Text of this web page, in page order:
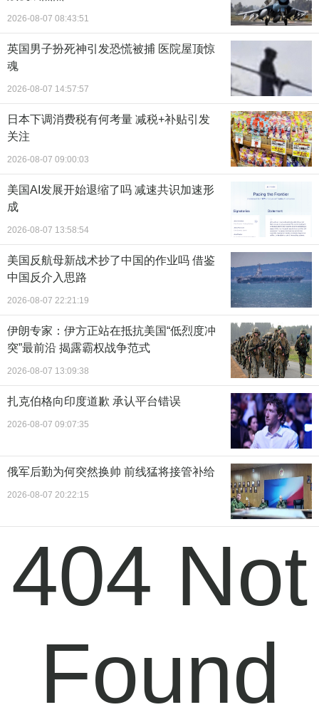
2026-08-07 08:43:51
英国男子扮死神引发恐慌被捕 医院屋顶惊
魂
2026-08-07 14:57:57
日本下调消费税有何考量 减税+补贴引发
关注
2026-08-07 09:00:03
美国AI发展开始退缩了吗 减速共识加速形
成
2026-08-07 13:58:54
美国反航母新战术抄了中国的作业吗 借鉴
中国反介入思路
2026-08-07 22:21:19
伊朗专家：伊方正站在抵抗美国“低烈度冲
突”最前沿 揭露霸权战争范式
2026-08-07 13:09:38
扎克伯格向印度道歉 承认平台错误
2026-08-07 09:07:35
俄军后勤为何突然换帅 前线猛将接管补给
2026-08-07 20:22:15
404 Not
Found